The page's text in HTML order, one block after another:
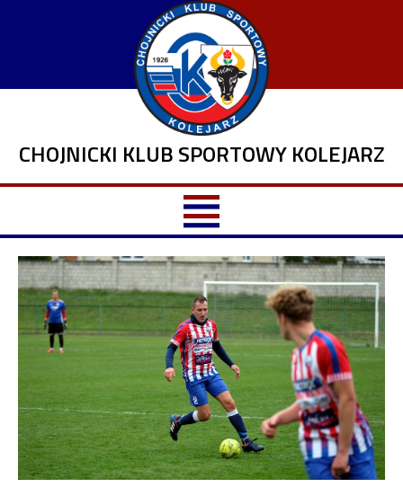
CHOJNICKI KLUB SPORTOWY KOLEJARZ